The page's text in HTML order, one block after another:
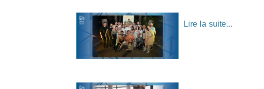
Lire la suite...